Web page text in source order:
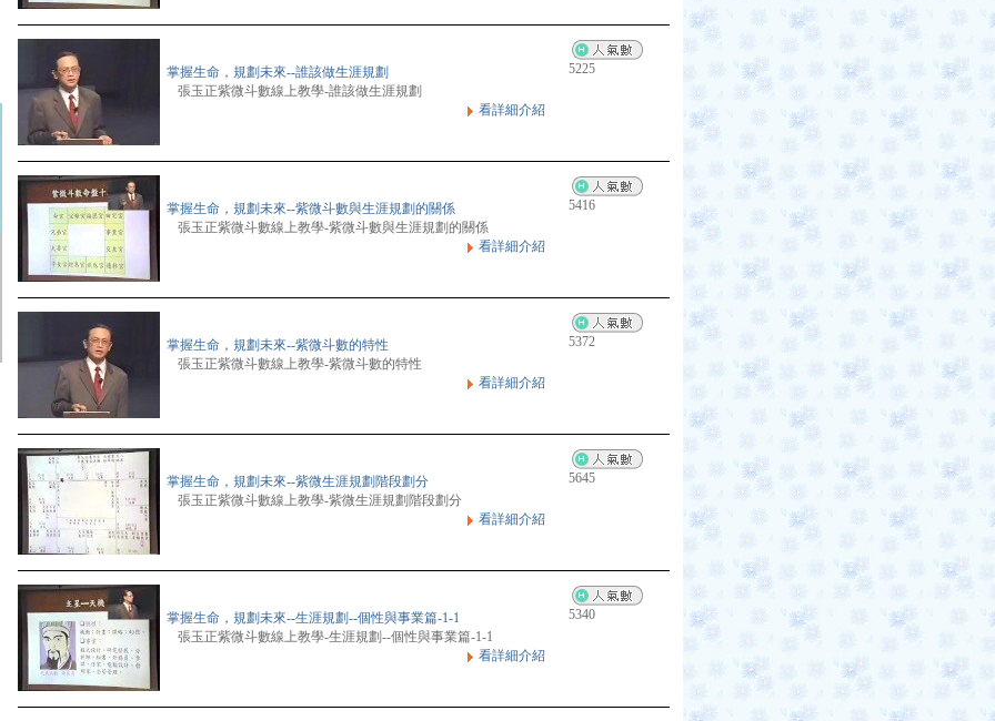
掌握生命，規劃未來--誰該做生涯規劃
張玉正紫微斗數線上教學-誰該做生涯規劃
看詳細介紹
5225
掌握生命，規劃未來--紫微斗數與生涯規劃的關係
張玉正紫微斗數線上教學-紫微斗數與生涯規劃的關係
看詳細介紹
5416
掌握生命，規劃未來--紫微斗數的特性
張玉正紫微斗數線上教學-紫微斗數的特性
看詳細介紹
5372
掌握生命，規劃未來--紫微生涯規劃階段劃分
張玉正紫微斗數線上教學-紫微生涯規劃階段劃分
看詳細介紹
5645
掌握生命，規劃未來--生涯規劃--個性與事業篇-1-1
張玉正紫微斗數線上教學-生涯規劃--個性與事業篇-1-1
看詳細介紹
5340